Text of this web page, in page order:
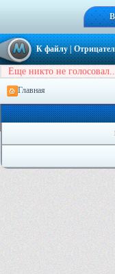
К файлу|
Еще никто не
Главная